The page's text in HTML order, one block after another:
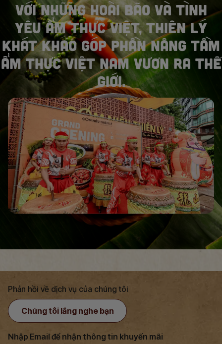
VỚI NHỮNG HOÀI BÃO VÀ TÌNH
YÊU ẨM THỰC VIỆT, THIÊN LÝ
KHÁT KHAO GÓP PHẦN NÂNG TẦM
ẨM THỰC VIỆT NAM VƯƠN RA THẾ
GIỚI.
Phản hồi về dịch vụ của chúng tôi
Chúng tôi lắng nghe bạn
Nhập Email để nhận thông tin khuyến mãi